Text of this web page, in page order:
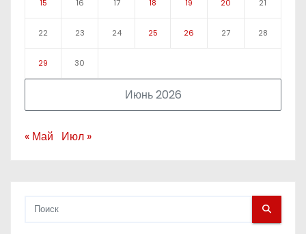
Июнь 2026
15 16 17 18 19 20 21
22 23 24 25 26 27 28
29 30
« Май Июл »